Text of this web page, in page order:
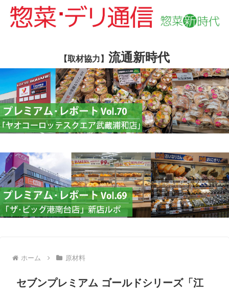
【取材協力】 流通新時代
ホーム 原材料
セブンプレミアム ゴールドシリーズ「江